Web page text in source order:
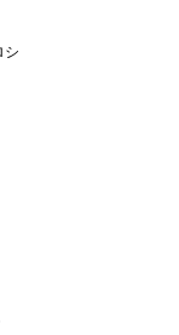
シ